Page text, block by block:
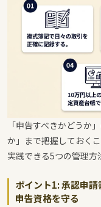
「申告すべきかどうか
か」まで把握しておく
実践できる5つの管理方
ポイント1: 承認申
申告資格を守る